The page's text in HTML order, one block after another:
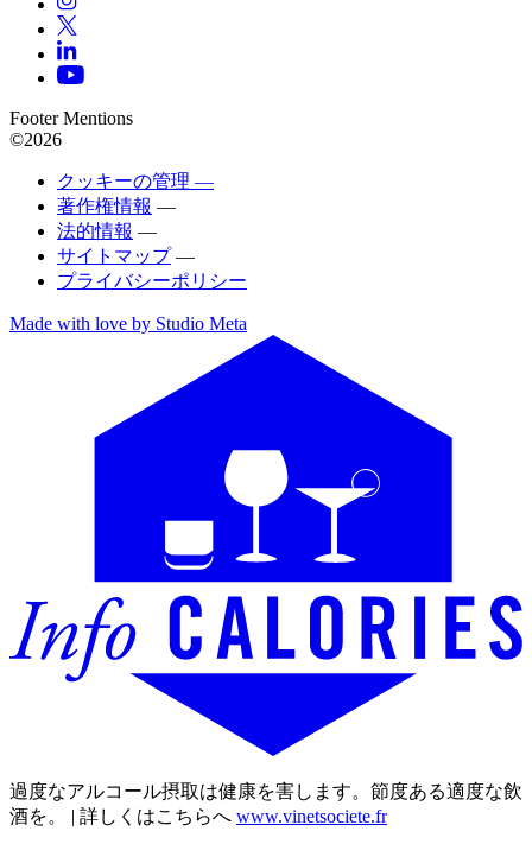
Footer Mentions
©2026
クッキーの管理 —
著作権情報 —
法的情報 —
サイトマップ —
プライバシーポリシー
Made with love by Studio Meta
過度なアルコール摂取は健康を害します。節度ある適度な飲
酒を。 | 詳しくはこちらへ www.vinetsociete.fr